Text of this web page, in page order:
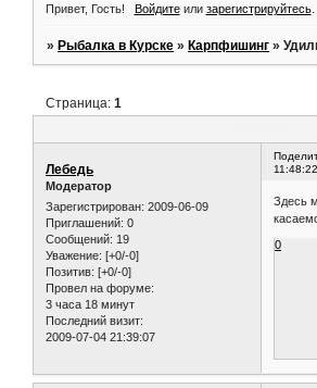
Привет, Гость! Войдитеили зарегистрируйтесь.
»Рыбалка в Курске »Карпфишинг »
Страница:1
11:48:22
Лебедь
Модератор
Зарегистрирован: 2009-06-09
Приглашений: 0
Сообщений: 19
Уважение: [+0/-0]
Позитив: [+0/-0]
Провел на форуме:
3 часа 18 минут
Последний визит:
2009-07-04 21:39:07
Здесь
0